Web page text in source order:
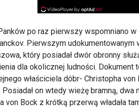
po raz pierwszy wspomniano w
Pierwszym udokumentowanym
który posiadał dwór obronny
dla okolicznej ludności. Dokument
właściciela dóbr- Christopha
Posiadał on wtedy wieżę bramną,
von Bock z krótką przerwą władała